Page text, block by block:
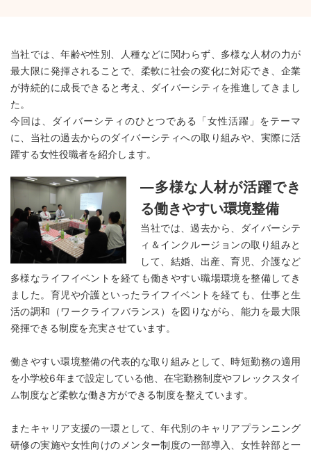
当社では、年齢や性別、人種などに関わらず、多様な人材の力が
最大限に発揮されることで、柔軟に社会の変化に対応でき、企業
が持続的に成長できると考え、ダイバーシティを推進してきまし
た。
今回は、ダイバーシティのひとつである「女性活躍」をテーマ
に、当社の過去からのダイバーシティへの取り組みや、実際に活
躍する女性役職者を紹介します。
―多様な人材が活躍でき
る働きやすい環境整備
当社では、過去から、ダイバーシテ
ィ＆インクルージョンの取り組みと
して、結婚、出産、育児、介護など
多様なライフイベントを経ても働きやすい職場環境を整備してき
ました。育児や介護といったライフイベントを経ても、仕事と生
活の調和（ワークライフバランス）を図りながら、能力を最大限
発揮できる制度を充実させています。
働きやすい環境整備の代表的な取り組みとして、時短勤務の適用
を小学校6年まで設定している他、在宅勤務制度やフレックスタイ
ム制度など柔軟な働き方ができる制度を整えています。
またキャリア支援の一環として、年代別のキャリアプランニング
研修の実施や女性向けのメンター制度の一部導入、女性幹部と一